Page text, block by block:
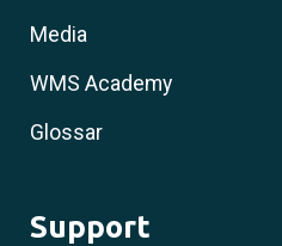
Media
WMS Academy
Glossar
Support